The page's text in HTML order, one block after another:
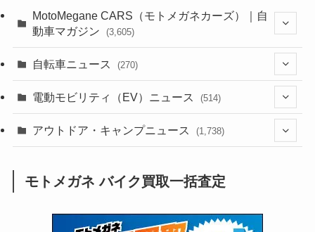
(44)
(638)
(118)
(60)
(31)
(51)
(252)
(38)
(24)
(16)
(249)
(64)
(16)
(306)
(6,957)
(2,473)
(249)
(1,226)
(12)(66)
(16)
(1,141)
(166)
(352)
MotoMegane CARS（モトメガネカーズ）｜自
動車マガジン
(3,605)
(185)
(137)
(73)
(2,744)
(126)
自転車ニュース (270)
(54)
(211)
電動モビリティ（EV）ニュース (514)
(132)
(171)
(118)
アウトドア・キャンプニュース (1,738)
(1,605)
モトメガネ バイク買取一括査定